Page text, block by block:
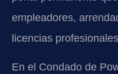
empleadores,
licencias
En el Condado de